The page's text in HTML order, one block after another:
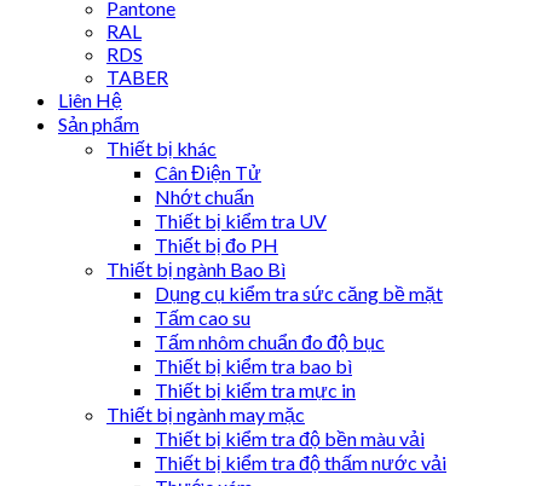
Pantone
RAL
RDS
TABER
Liên Hệ
Sản phẩm
Thiết bị khác
Cân Điện Tử
Nhớt chuẩn
Thiết bị kiểm tra UV
Thiết bị đo PH
Thiết bị ngành Bao Bì
Dụng cụ kiểm tra sức căng bề mặt
Tấm cao su
Tấm nhôm chuẩn đo độ bục
Thiết bị kiểm tra bao bì
Thiết bị kiểm tra mực in
Thiết bị ngành may mặc
Thiết bị kiểm tra độ bền màu vải
Thiết bị kiểm tra độ thấm nước vải